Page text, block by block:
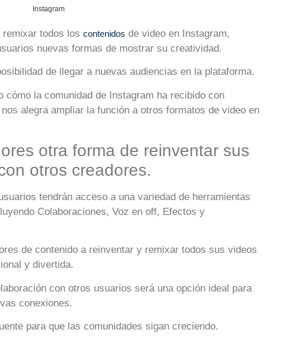
todos los contenidos de video en Instagram,
nuevas formas de mostrar su creatividad.
de llegar a nuevas audiencias en la plataforma.
la comunidad de Instagram ha recibido con
alegra ampliar la función a otros formatos de video en
otra forma de reinventar sus
otros creadores.
tendrán acceso a una variedad de herramientas
Colaboraciones, Voz en off, Efectos y
de contenido a reinventar y remixar todos sus videos
y divertida.
con otros usuarios será una opción ideal para
conexiones.
para que las comunidades sigan creciendo.